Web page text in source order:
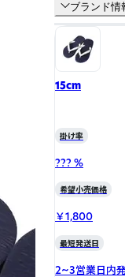
ブランド情
15cm
掛け率
??? %
希望小売価格
￥1,800
最短発送日
2~3営業日内